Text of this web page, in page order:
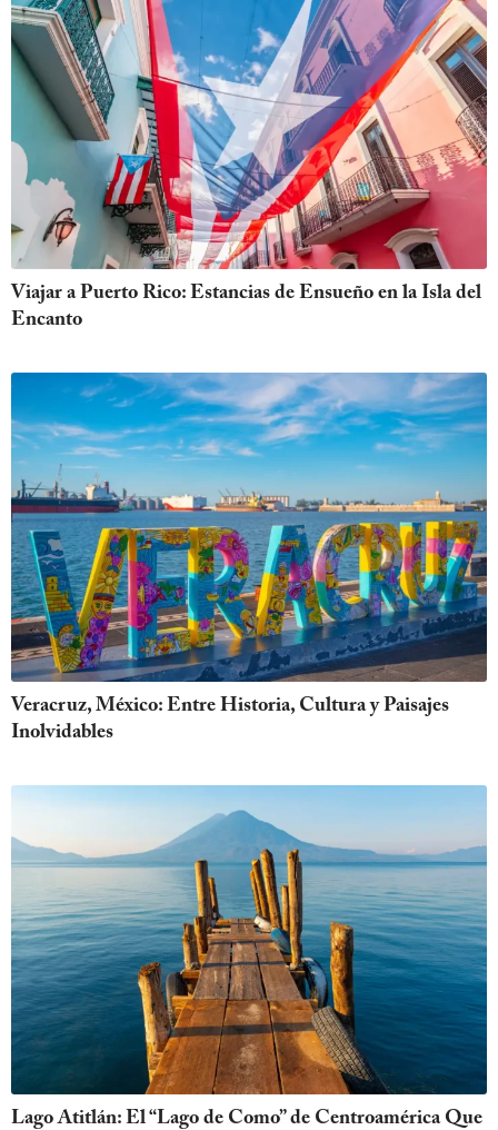
Viajar a Puerto Rico: Estancias de Ensueño en la Isla del
Encanto
Veracruz, México: Entre Historia, Cultura y Paisajes
Inolvidables
Lago Atitlán: El “Lago de Como” de Centroamérica Que